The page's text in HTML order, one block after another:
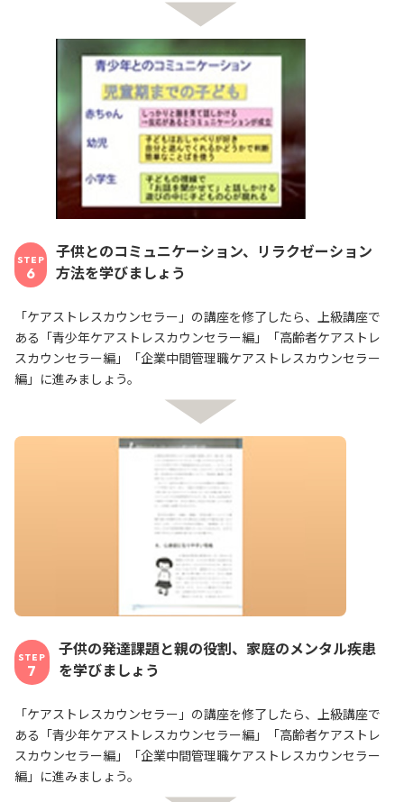
STEP
6
子供とのコミュニケーション、リラクゼーション
方法を学びましょう
「ケアストレスカウンセラー」の講座を修了したら、上級講座で
ある「青少年ケアストレスカウンセラー編」「高齢者ケアストレ
スカウンセラー編」「企業中間管理職ケアストレスカウンセラー
編」に進みましょう。
STEP
7
子供の発達課題と親の役割、家庭のメンタル疾患
を学びましょう
「ケアストレスカウンセラー」の講座を修了したら、上級講座で
ある「青少年ケアストレスカウンセラー編」「高齢者ケアストレ
スカウンセラー編」「企業中間管理職ケアストレスカウンセラー
編」に進みましょう。